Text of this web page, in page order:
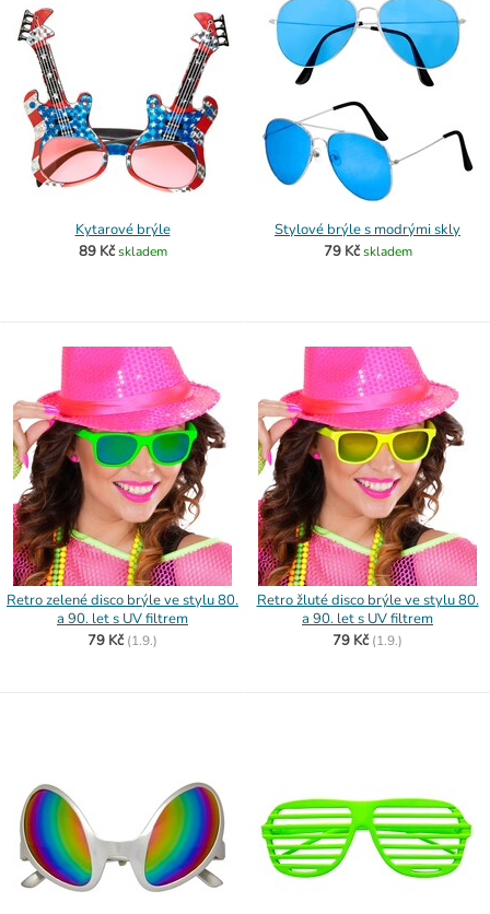
Kytarové brýle
89 Kč skladem
Stylové brýle s modrými skly
79 Kč skladem
Retro zelené disco brýle ve stylu 80.
a 90. let s UV filtrem
79 Kč (1.9.)
Retro žluté disco brýle ve stylu 80.
a 90. let s UV filtrem
79 Kč (1.9.)